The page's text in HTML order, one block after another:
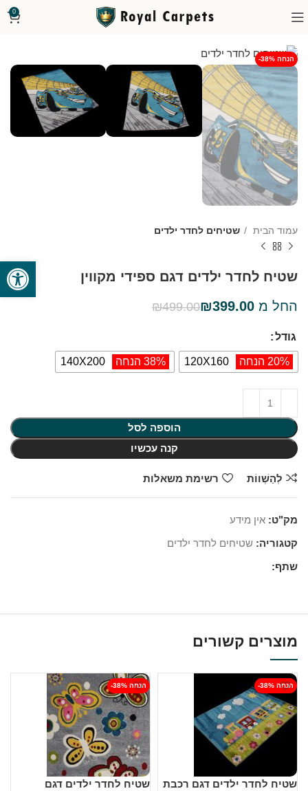
0
-38% הנחה
עמוד הבית שטיחים לחדר ילדים
שטיח לחדר ילדים דגם ספידי מקווין
החל מ
₪399.00
₪499.00
גודל
120X160 20% הנחה 140X200 38% הנחה
הוספה לסל
קנה עכשיו
לְהַשְׁווֹת רשימת משאלות
מק"ט: אין מידע
קטגוריה: שטיחים לחדר ילדים
שתף:
מוצרים קשורים
-38% הנחה
שטיח לחדר ילדים דגם רכבת
-38% הנחה
שטיח לחדר ילדים דגם
פתח